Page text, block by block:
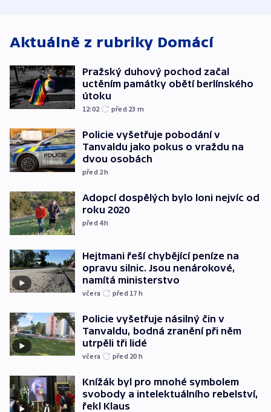
Aktuálně z rubriky Domácí
Pražský duhový pochod začal
uctěním památky obětí berlínského
útoku
12:02 před 23 m
Policie vyšetřuje pobodání v
Tanvaldu jako pokus o vraždu na
dvou osobách
před 2h
Adopcí dospělých bylo loni nejvíc od
roku 2020
před 4h
Hejtmani řeší chybějící peníze na
opravu silnic. Jsou nenárokové,
namítá ministerstvo
včera před 17 h
Policie vyšetřuje násilný čin v
Tanvaldu, bodná zranění při něm
utrpěli tři lidé
včera před 20 h
Knížák byl pro mnohé symbolem
svobody a intelektuálního rebelství,
řekl Klaus